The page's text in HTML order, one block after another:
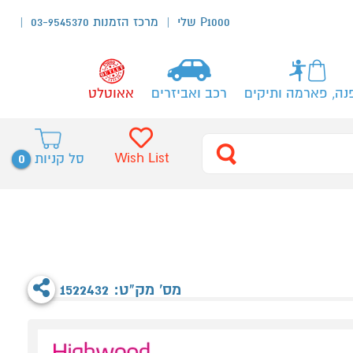
P1000 שלי מרכז הזמנות 03-9545370
פארמה ותיקים רכב ואביזרים אאוטלט
סל קניות 0 Wish List
מס' מק"ט: 1522432